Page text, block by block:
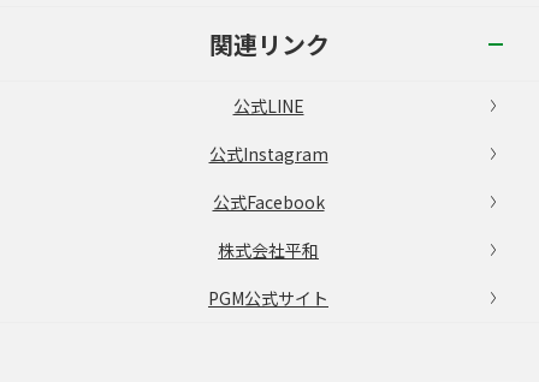
関連リンク
公式LINE
公式Instagram
公式Facebook
株式会社平和
PGM公式サイト